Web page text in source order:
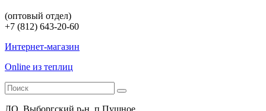
(оптовый отдел)
+7 (812) 643-20-60
Интернет-магазин
Online из теплиц
ЛО, Выборгский р-н, п.Пушное